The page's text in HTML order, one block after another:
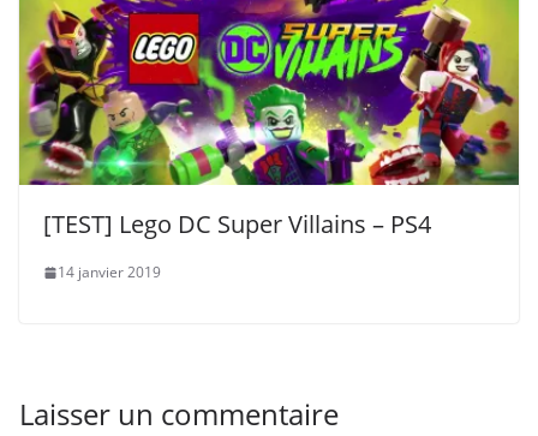
[TEST] Lego DC Super Villains – PS4
14 janvier 2019
Laisser un commentaire